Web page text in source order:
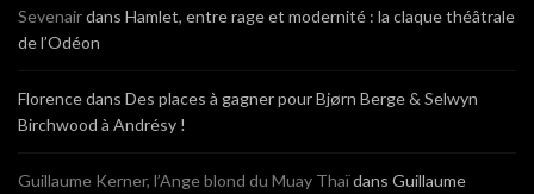
Sevenairdans Hamlet, entre rage et modernité : la claque théâtrale
de l’Odéon
Florencedans Des places à gagner pour Bjørn Berge & Selwyn
Birchwood à Andrésy !
Guillaume Kerner, l’Ange blond du Muay Thaïdans Guillaume